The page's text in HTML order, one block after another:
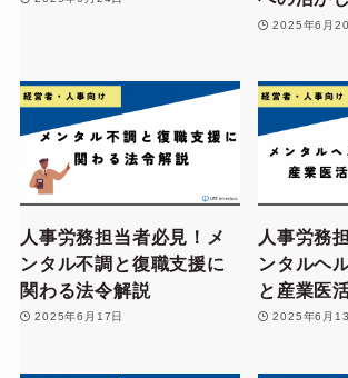
2025年6月
人事労務担当者必見！メ
ンタル不調と復職支援に
関わる法令解説
2025年6月17日
人事労務
ンタルヘ
と産業医
2025年6月